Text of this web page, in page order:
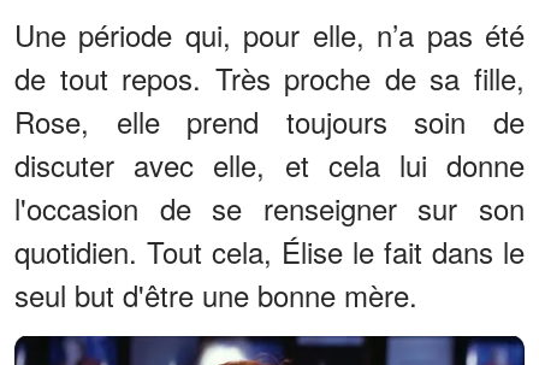
Une période qui, pour elle, n’a pas été
de tout repos. Très proche de sa fille,
Rose, elle prend toujours soin de
discuter avec elle, et cela lui donne
l'occasion de se renseigner sur son
quotidien. Tout cela, Élise le fait dans le
seul but d'être une bonne mère.